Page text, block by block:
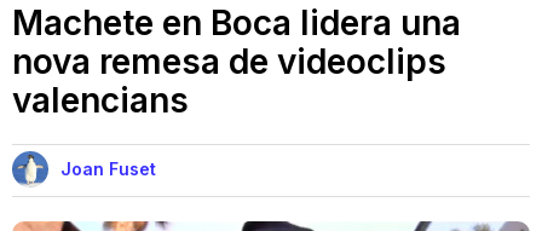
Discos
Festivals
Machete en Boca lidera una
nova remesa de videoclips
valencians
Joan Fuset